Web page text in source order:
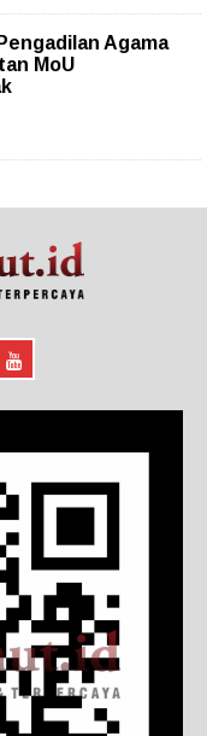
Agama
MoU